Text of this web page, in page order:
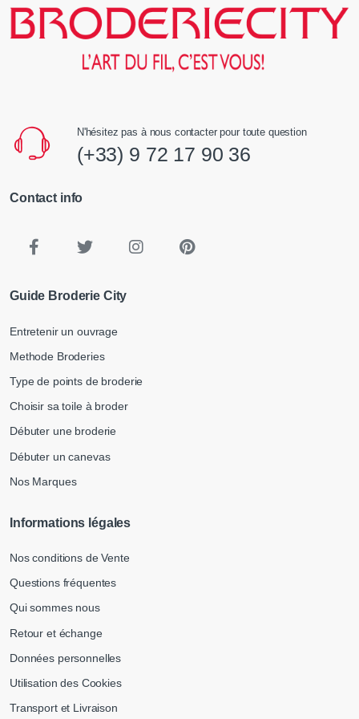
N'hésitez pas à nous contacter pour toute question
(+33) 9 72 17 90 36
Contact info
Guide Broderie City
Entretenir un ouvrage
Methode Broderies
Type de points de broderie
Choisir sa toile à broder
Débuter une broderie
Débuter un canevas
Nos Marques
Informations légales
Nos conditions de Vente
Questions fréquentes
Qui sommes nous
Retour et échange
Données personnelles
Utilisation des Cookies
Transport et Livraison